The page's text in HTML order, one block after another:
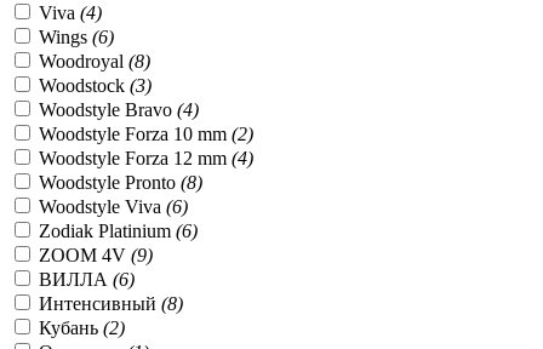
Viva (4)
Wings (6)
Woodroyal (8)
Woodstock (3)
Woodstyle Bravo (4)
Woodstyle Forza 10 mm (2)
Woodstyle Forza 12 mm (4)
Woodstyle Pronto (8)
Woodstyle Viva (6)
Zodiak Platinium (6)
ZOOM 4V (9)
ВИЛЛА (6)
Интенсивный (8)
Кубань (2)